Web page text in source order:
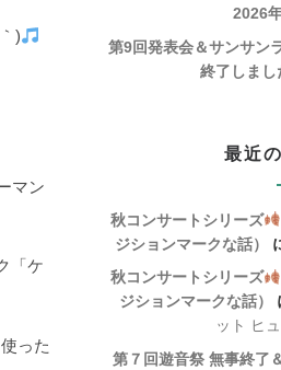
)
マン
「ケ
った
2026
第9回発表会＆サンサン
終了しま
最近
秋コンサートシリーズ
ジションマークな話）
秋コンサートシリーズ
ジションマークな話）
ット ヒ
第７回遊音祭 無事終了